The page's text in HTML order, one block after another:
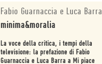
Fabio Guarnaccia e Luca Barra
minima&moralia
La voce della critica, i tempi della
televisione: la prefazione di Fabio
Guarnaccia e Luca Barra a Mi piace